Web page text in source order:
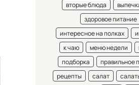
вторые блюда
здоровое питание
интересное на полках
к чаю
меню недели
подборка
правильное
рецепты
салат